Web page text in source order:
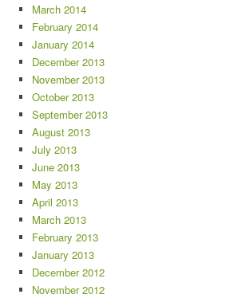
March 2014
February 2014
January 2014
December 2013
November 2013
October 2013
September 2013
August 2013
July 2013
June 2013
May 2013
April 2013
March 2013
February 2013
January 2013
December 2012
November 2012